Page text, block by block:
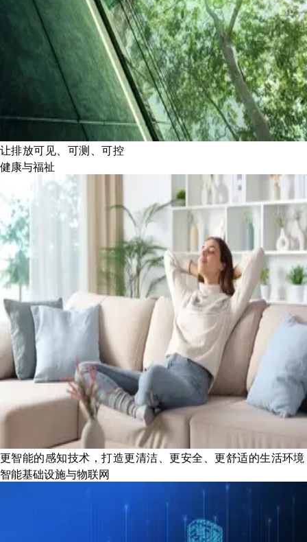
让排放可见、可测、可控
健康与福祉
更智能的感知技术，打造更清洁、更安全、更舒适的生活环境
智能基础设施与物联网